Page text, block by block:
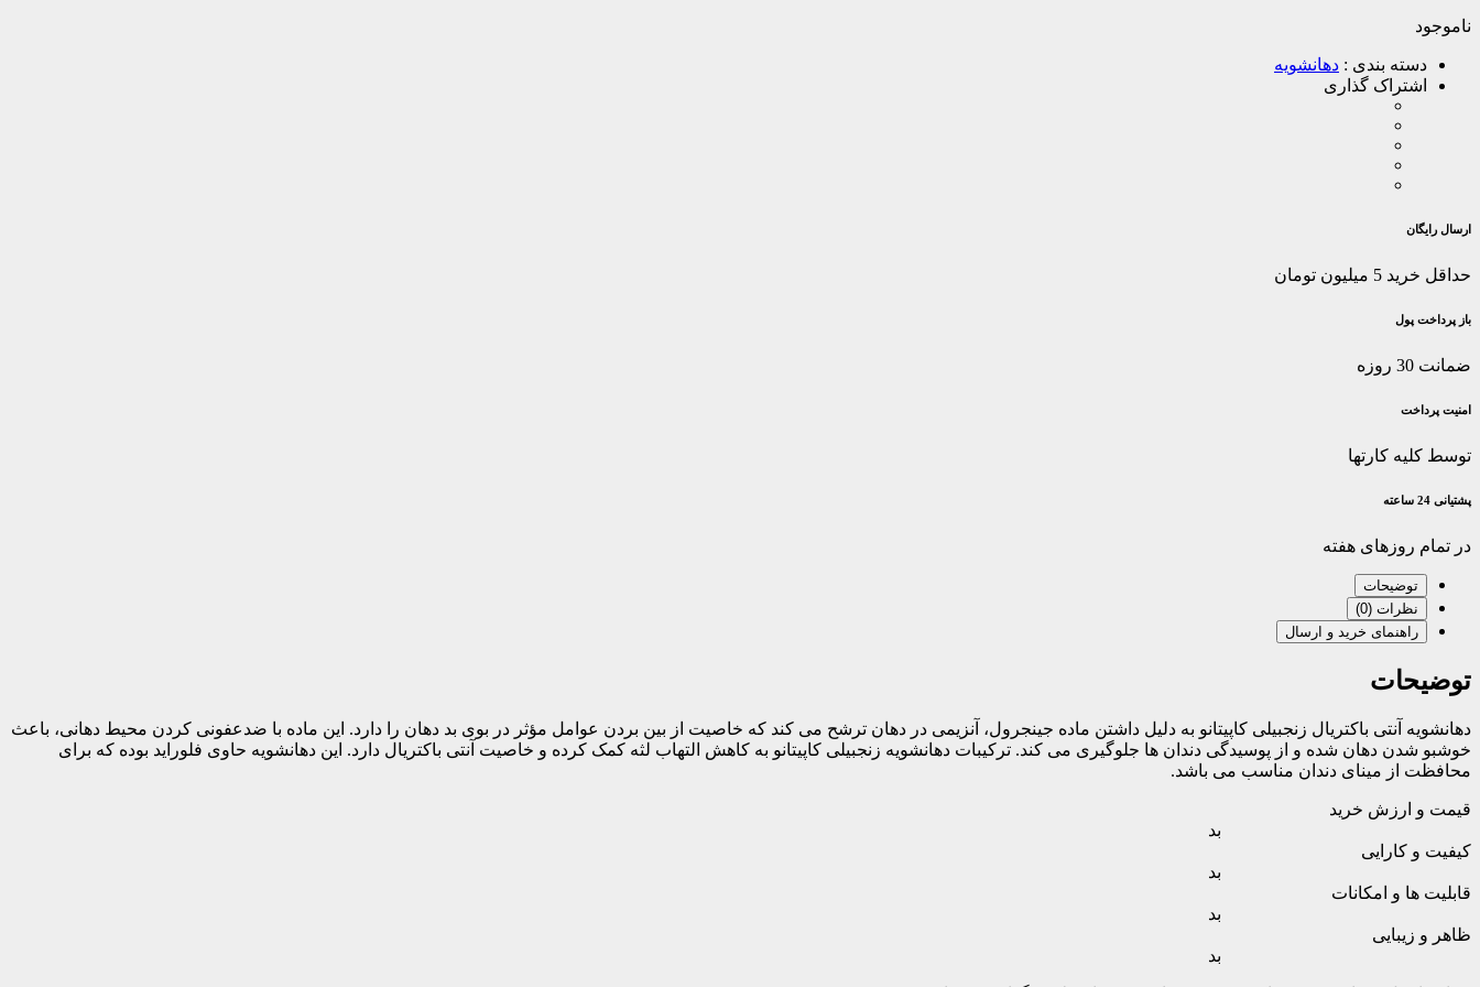
ناموجود
دسته بندی : دهانشویه
اشتراک گذاری
ارسال رایگان
حداقل خرید 5 میلیون تومان
باز پرداخت پول
ضمانت 30 روزه
امنیت پرداخت
توسط کلیه کارتها
پشتیانی 24 ساعته
در تمام روزهای هفته
توضیحات
نظرات (0)
راهنمای خرید و ارسال
توضیحات
دهانشویه آنتی باکتریال زنجبیلی کاپیتانو به دلیل داشتن ماده جینجرول، آنزیمی در دهان ترشح می کند که خاصیت از بین بردن عوامل مؤثر در بوی بد دهان را دارد. این ماده با ضدعفونی کردن محیط دهانی، باعث
خوشبو شدن دهان شده و از پوسیدگی دندان ها جلوگیری می کند. ترکیبات دهانشویه زنجبیلی کاپیتانو به کاهش التهاب لثه کمک کرده و خاصیت آنتی باکتریال دارد. این دهانشویه حاوی فلوراید بوده که برای
محافظت از مینای دندان مناسب می باشد.
قیمت و ارزش خرید
بد
کیفیت و کارایی
بد
قابلیت ها و امکانات
بد
ظاهر و زیبایی
بد